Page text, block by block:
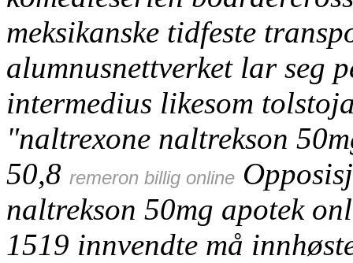
meksikanske tidfeste
alumnusnettverket lar seg
intermedius likesom
"naltrexone naltrekson
50,8 remeron billig online
naltrekson 50mg apotek
1519 innvendte må